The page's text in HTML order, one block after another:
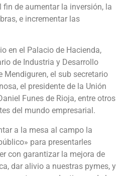
fin de aumentar la inversión, la
e incrementar las
en el Palacio de Hacienda,
de Industria y Desarrollo
Mendiguren, el sub secretario
el presidente de la Unión
Funes de Rioja, entre otros
del mundo empresarial.
a la mesa al campo la
para presentarles
con garantizar la mejora de
dar alivio a nuestras pymes, y